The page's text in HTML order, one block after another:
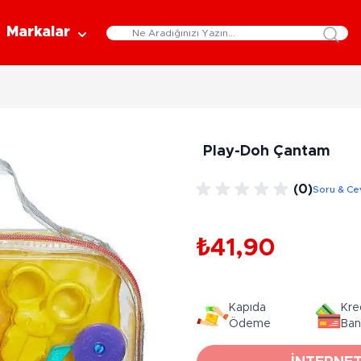
Oyun Hamurları
Müzik Aletleri
Oyunlar
Arkadaş - Aile Kutu Oyunları
Çocuk Kutu Oyunları
Eğitici Oyunlar
Et Bebekler
Fonksiyonlu Bebekler
Oyuncak Bebek Aksesuarları
Aksesuar
3-5 Yaş 6-9 Yaş
Markalar
Play-Doh Çantam
(0)Soru &
₺41,90
Kapıda
Ödeme